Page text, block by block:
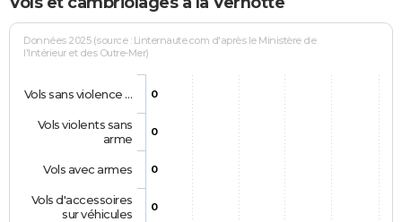
Données 2025 (source : Linternaute.com d'après le Ministère de
l'Intérieur et des Outre-Mer)
0
0
0
0
Vols sans violence …
Vols violents sans
arme
Vols avec armes
Vols d'accessoires
sur véhicules